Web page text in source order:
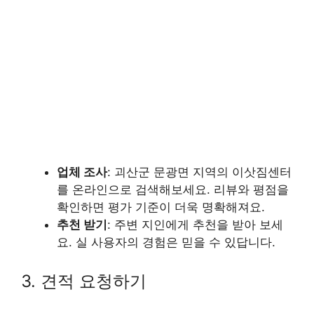
업체 조사: 괴산군 문광면 지역의 이삿짐센터
를 온라인으로 검색해보세요. 리뷰와 평점을
확인하면 평가 기준이 더욱 명확해져요.
추천 받기: 주변 지인에게 추천을 받아 보세
요. 실 사용자의 경험은 믿을 수 있답니다.
3. 견적 요청하기